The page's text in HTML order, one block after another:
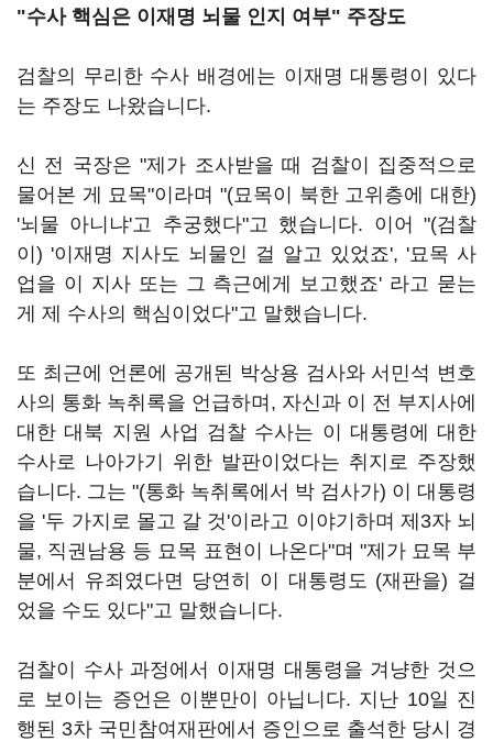
"수사 핵심은 이재명 뇌물 인지 여부" 주장도
검찰의 무리한 수사 배경에는 이재명 대통령이 있다
는 주장도 나왔습니다.
신 전 국장은 "제가 조사받을 때 검찰이 집중적으로
물어본 게 묘목"이라며 "(묘목이 북한 고위층에 대한)
'뇌물 아니냐'고 추궁했다"고 했습니다. 이어 "(검찰
이) '이재명 지사도 뇌물인 걸 알고 있었죠', '묘목 사
업을 이 지사 또는 그 측근에게 보고했죠' 라고 묻는
게 제 수사의 핵심이었다"고 말했습니다.
또 최근에 언론에 공개된 박상용 검사와 서민석 변호
사의 통화 녹취록을 언급하며, 자신과 이 전 부지사에
대한 대북 지원 사업 검찰 수사는 이 대통령에 대한
수사로 나아가기 위한 발판이었다는 취지로 주장했
습니다. 그는 "(통화 녹취록에서 박 검사가) 이 대통령
을 '두 가지로 몰고 갈 것'이라고 이야기하며 제3자 뇌
물, 직권남용 등 묘목 표현이 나온다"며 "제가 묘목 부
분에서 유죄였다면 당연히 이 대통령도 (재판을) 걸
었을 수도 있다"고 말했습니다.
검찰이 수사 과정에서 이재명 대통령을 겨냥한 것으
로 보이는 증언은 이뿐만이 아닙니다. 지난 10일 진
행된 3차 국민참여재판에서 증인으로 출석한 당시 경